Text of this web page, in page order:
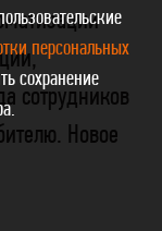
сотрудников
Новое
персональных
сохранение